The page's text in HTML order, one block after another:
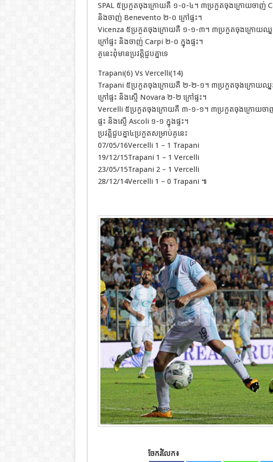
SPAL ៥ប្រកួតចុងក្រោយគឺ ១-០-៤។ ៣ប្រកួតចុងក្រោយចាញ់
និងចាញ់ Benevento ២-០ ក្រៅផ្ទះ។
Vicenza ៥ប្រកួតចុងក្រោយគឺ ១-១-៣។ ៣ប្រកួតចុងក្រោយឈ្ន
ក្រៅផ្ទះ និងចាញ់ Carpi ២-០ ក្នុងផ្ទះ។
គូនេះពុំមានប្រវត្តិជួបគ្នាទេ
Trapani(6) Vs Vercelli(14)
Trapani ៥ប្រកួតចុងក្រោយគឺ ២-២-១។ ៣ប្រកួតចុងក្រោយឈ្ន
ក្រៅផ្ទះ និងស្មើ Novara ២-២ ក្រៅផ្ទះ។
Vercelli ៥ប្រកួតចុងក្រោយគឺ ៣-១-១។ ៣ប្រកួតចុងក្រោយចាញ់
ផ្ទះ និងស្មើ Ascoli ១-១ ក្នុងផ្ទះ។
ប្រវត្តិជួបគ្នា៤ប្រកួតសម្រាប់គូនេះ
07/05/16Vercelli 1 – 1 Trapani
19/12/15Trapani 1 – 1 Vercelli
23/05/15Trapani 2 – 1 Vercelli
28/12/14Vercelli 1 – 0 Trapani ៕
ចែករំលែក៖